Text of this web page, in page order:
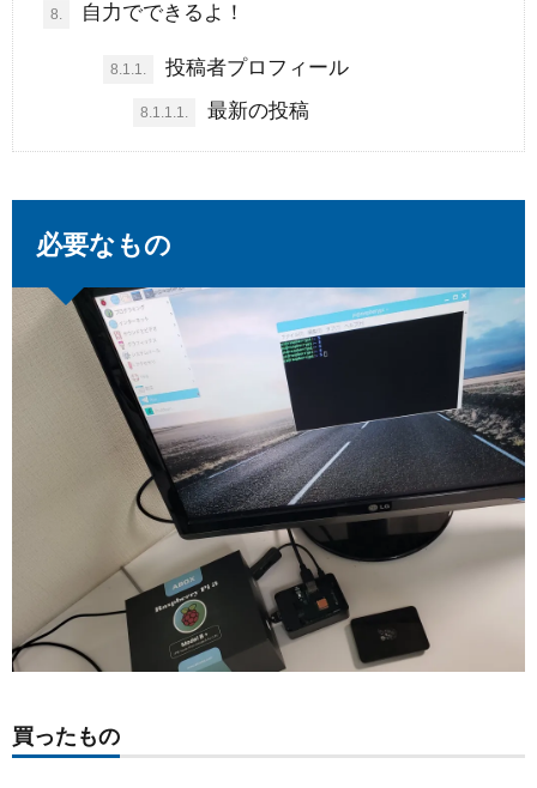
8. 自力でできるよ！
8.1.1. 投稿者プロフィール
8.1.1.1. 最新の投稿
必要なもの
買ったもの